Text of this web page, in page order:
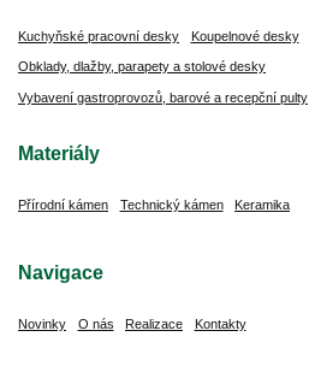
Kuchyňské pracovní desky Koupelnové desky
Obklady, dlažby, parapety a stolové desky
Vybavení gastroprovozů, barové a recepční pulty
Materiály
Přírodní kámen Technický kámen Keramika
Navigace
Novinky O nás Realizace Kontakty